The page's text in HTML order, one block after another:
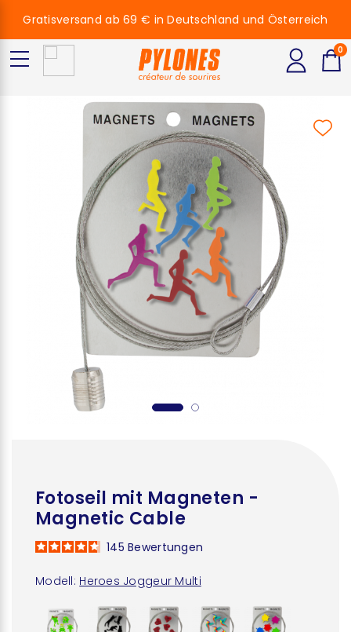
Fotoseil mit Magneten -
Magnetic Cable
Modell: Heroes Joggeur Multi
145Bewertungen
Gratisversand ab 69 € in Deutschland und Österreich
0